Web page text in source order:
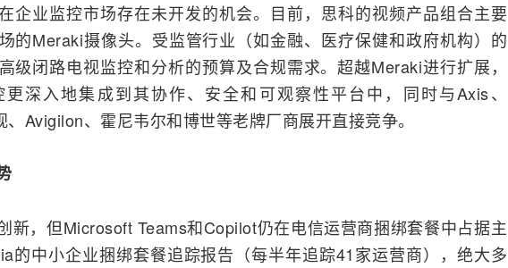
企业监控市场存在未开发的机会。目前，思科的视频产品组合主要
的Meraki摄像头。受监管行业（如金融、医疗保健和政府机构）的
级闭路电视监控和分析的预算及合规需求。超越Meraki进行扩展，
深入地集成到其协作、安全和可观察性平台中，同时与Axis、
Avigilon、霍尼韦尔和博世等老牌厂商展开直接竞争。
新，但Microsoft Teams和Copilot仍在电信运营商捆绑套餐中占据主
的中小企业捆绑套餐追踪报告（每半年追踪41家运营商），绝大多